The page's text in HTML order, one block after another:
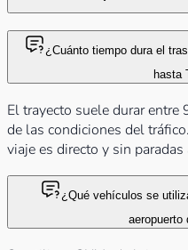
¿Cuánto tiempo dura el
hasta
El trayecto suele durar
de las condiciones del
viaje es directo y sin
¿Qué vehículos se
aeropuerto